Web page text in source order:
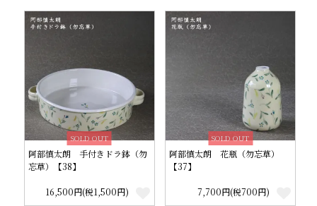
SOLD OUT
阿部慎太朗 手付きドラ鉢（勿
忘草）【38】
16,500円(税1,500円)
SOLD OUT
阿部慎太朗 花瓶（勿忘草）
【37】
7,700円(税700円)